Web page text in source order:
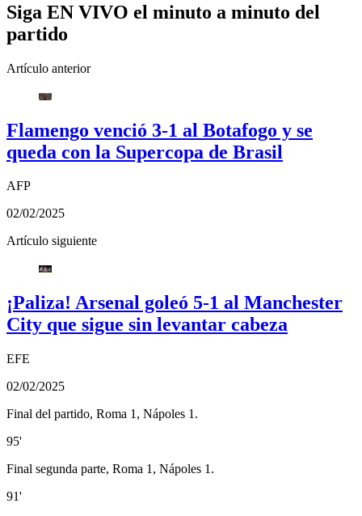
Siga EN VIVO el minuto a minuto del
partido
Artículo anterior
Flamengo venció 3-1 al Botafogo y se
queda con la Supercopa de Brasil
AFP
02/02/2025
Artículo siguiente
¡Paliza! Arsenal goleó 5-1 al Manchester
City que sigue sin levantar cabeza
EFE
02/02/2025
Final del partido, Roma 1, Nápoles 1.
95'
Final segunda parte, Roma 1, Nápoles 1.
91'